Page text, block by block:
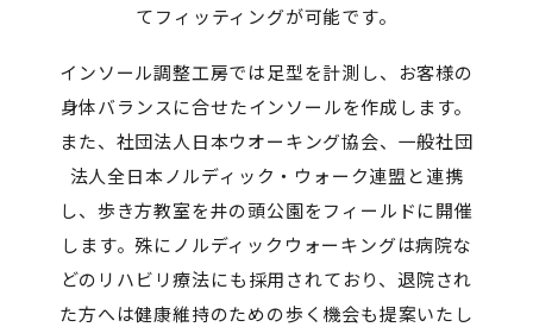
てフィッティングが可能です。
インソール調整工房では足型を計測し、お客様の
身体バランスに合せたインソールを作成します。
また、社団法人日本ウオーキング協会、一般社団
法人全日本ノルディック・ウォーク連盟と連携
し、歩き方教室を井の頭公園をフィールドに開催
します。殊にノルディックウォーキングは病院な
どのリハビリ療法にも採用されており、退院され
た方へは健康維持のための歩く機会も提案いたし